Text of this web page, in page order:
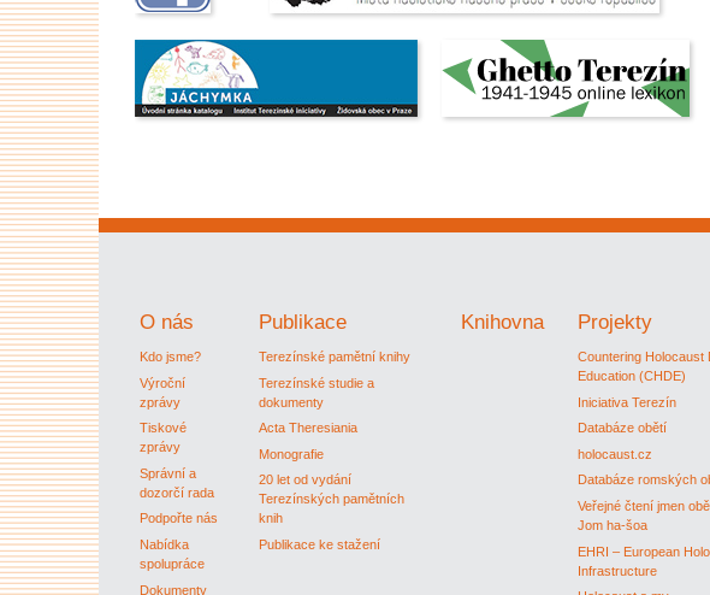
O nás
Kdo jsme?
Výroční
zprávy
Tiskové
zprávy
Správní a
dozorčí rada
Podpořte nás
Nabídka
spolupráce
Dokumenty
Publikace
Terezínské pamětní knihy
Terezínské studie a
dokumenty
Acta Theresiania
Monografie
20 let od vydání
Terezínských pamětních
knih
Publikace ke stažení
Knihovna Projekty
Countering Holocaust
Education (CHDE)
Iniciativa Terezín
Databáze obětí
holocaust.cz
Databáze romských
Veřejné čtení jmen
Jom ha-šoa
EHRI – European
Infrastructure